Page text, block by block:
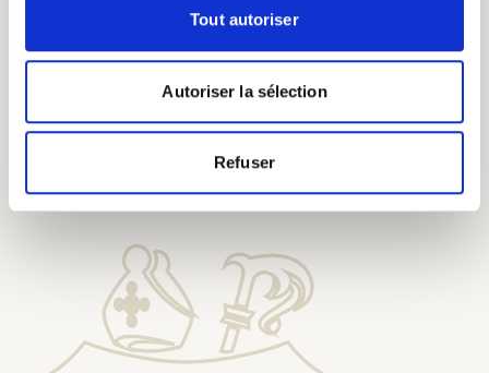
Tout autoriser
Autoriser la sélection
Refuser
Proef onze bieren bij onze